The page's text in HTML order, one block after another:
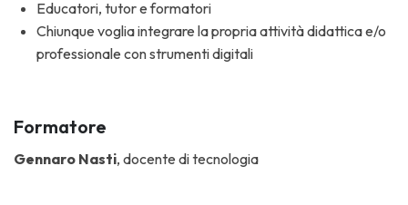
Educatori, tutor e formatori
Chiunque voglia integrare la propria attività didattica e/o
professionale con strumenti digitali
Formatore
Gennaro Nasti, docente di tecnologia